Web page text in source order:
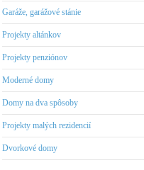
Garáže, garážové stánie
Projekty altánkov
Projekty penziónov
Moderné domy
Domy na dva spôsoby
Projekty malých rezidencií
Dvorkové domy